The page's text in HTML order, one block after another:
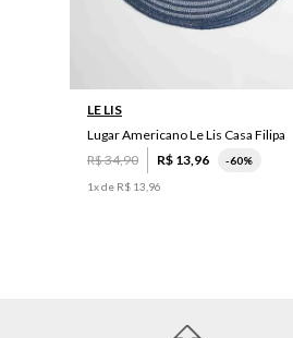
LE LIS
Lugar Americano Le Lis Casa Filipa
R$34,90 R$ 13,96 -60%
1x de R$ 13 96